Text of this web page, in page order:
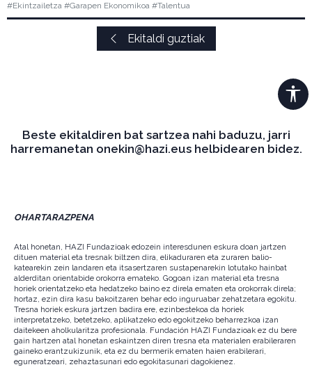
#Ekintzailetza #Garapen Ekonomikoa #Talentua
Ekitaldi guztiak
Beste ekitaldiren bat sartzea nahi baduzu, jarri
harremanetan onekin@hazi.eus helbidearen bidez.
OHARTARAZPENA
Atal honetan, HAZI Fundazioak edozein interesdunen eskura doan jartzen
dituen material eta tresnak biltzen dira, elikaduraren eta zuraren balio-
katearekin zein landaren eta itsasertzaren sustapenarekin lotutako hainbat
alderditan orientabide orokorra emateko. Gogoan izan material eta tresna
horiek orientatzeko eta hedatzeko baino ez direla ematen eta orokorrak direla;
hortaz, ezin dira kasu bakoitzaren behar edo inguruabar zehatzetara egokitu.
Tresna horiek eskura jartzen badira ere, ezinbestekoa da horiek
interpretatzeko, betetzeko, aplikatzeko edo egokitzeko beharrezkoa izan
daitekeen aholkularitza profesionala. Fundación HAZI Fundazioak ez du bere
gain hartzen atal honetan eskaintzen diren tresna eta materialen erabileraren
gaineko erantzukizunik, eta ez du bermerik ematen haien erabilerari,
eguneratzeari, zehaztasunari edo egokitasunari dagokienez.